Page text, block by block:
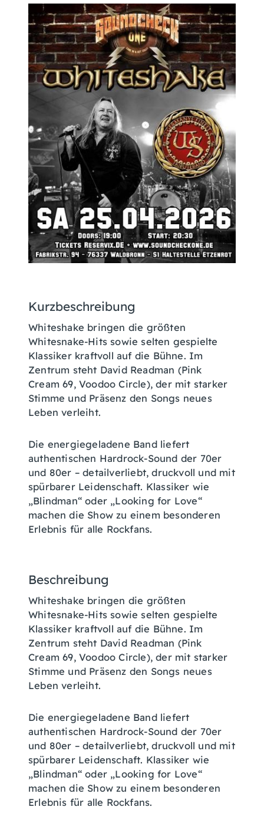
Kurzbeschreibung
Whiteshake bringen die größten
Whitesnake-Hits sowie selten gespielte
Klassiker kraftvoll auf die Bühne. Im
Zentrum steht David Readman (Pink
Cream 69, Voodoo Circle), der mit starker
Stimme und Präsenz den Songs neues
Leben verleiht.
Die energiegeladene Band liefert
authentischen Hardrock-Sound der 70er
und 80er – detailverliebt, druckvoll und mit
spürbarer Leidenschaft. Klassiker wie
„Blindman“ oder „Looking for Love“
machen die Show zu einem besonderen
Erlebnis für alle Rockfans.
Beschreibung
Whiteshake bringen die größten
Whitesnake-Hits sowie selten gespielte
Klassiker kraftvoll auf die Bühne. Im
Zentrum steht David Readman (Pink
Cream 69, Voodoo Circle), der mit starker
Stimme und Präsenz den Songs neues
Leben verleiht.
Die energiegeladene Band liefert
authentischen Hardrock-Sound der 70er
und 80er – detailverliebt, druckvoll und mit
spürbarer Leidenschaft. Klassiker wie
„Blindman“ oder „Looking for Love“
machen die Show zu einem besonderen
Erlebnis für alle Rockfans.